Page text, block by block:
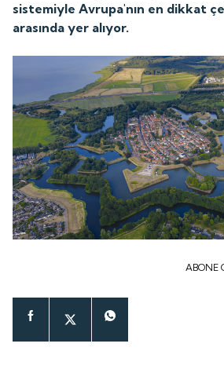
sistemiyle Avrupa'nın en dikkat
arasında yer alıyor.
ABONE